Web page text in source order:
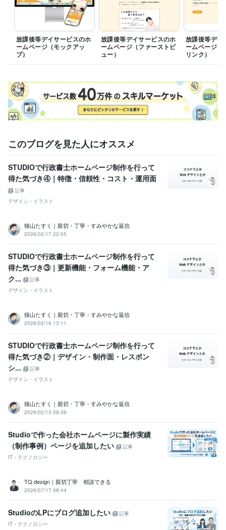
得意分野
Web制作・HP作成・EC構築 ホームページ制作
LP（ランディング
ページ）制作
バナー制作
Webデザイン ホームページ制作 LP制作 バナー制作
放課後等デイサービスのホ
ームページ（モックアッ
プ）
放課後等デイサービスのホ
ームページ（ファーストビ
ュー）
放課後等デイ
ームページ（
リンク）
このブログを見た人にオススメ
STUDIOで行政書士ホームページ制作を行って
得た気づき④｜特徴・信頼性・コスト・運用面
記事
デザイン・イラスト
猫山たすく｜親切・丁寧・すみやかな返信
2026/02/17 22:05
STUDIOで行政書士ホームページ制作を行って
得た気づき③｜更新機能・フォーム機能・ア
ク...
記事
デザイン・イラスト
猫山たすく｜親切・丁寧・すみやかな返信
2026/02/16 13:11
STUDIOで行政書士ホームページ制作を行って
得た気づき②｜デザイン・制作面・レスポン
シ...
記事
デザイン・イラスト
猫山たすく｜親切・丁寧・すみやかな返信
2026/02/13 08:39
Studioで作った会社ホームページに製作実績
（制作事例）ページを追加したい
記事
IT・テクノロジー
TQ design｜親切丁寧 相談できる
2026/07/17 08:44
StudioのLPにブログ追加したい
記事
IT・テクノロジー